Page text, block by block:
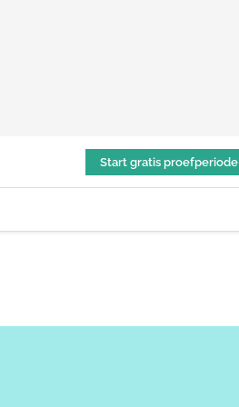
Start gratis proefperiode